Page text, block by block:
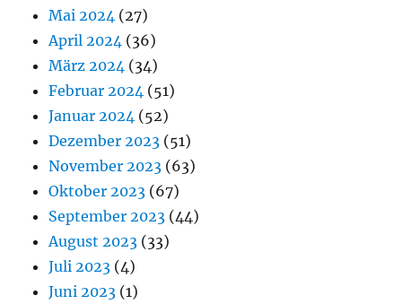
Mai 2024 (27)
April 2024 (36)
März 2024 (34)
Februar 2024 (51)
Januar 2024 (52)
Dezember 2023 (51)
November 2023 (63)
Oktober 2023 (67)
September 2023 (44)
August 2023 (33)
Juli 2023 (4)
Juni 2023 (1)